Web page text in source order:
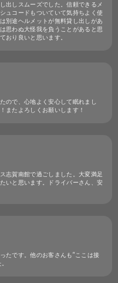
出しスムーズでした。信頼できるメ
ュコードもついていて気持ちよく使
別途ヘルメットが無料貸し出しがあ
思わぬ大怪我を負うことがあると思
おり良いと思います。
ので、心地よく安心して眠れまし
またよろしくお願いします！
志賀南館で過ごしました。大変満足
いと思います。ドライバーさん、安
たです。他のお客さんも“ここは接